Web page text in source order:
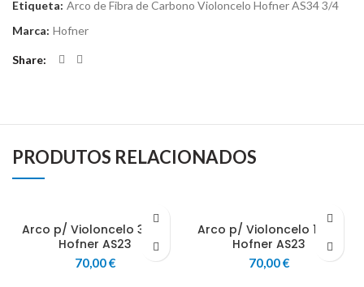
Etiqueta: Arco de Fibra de Carbono Violoncelo Hofner AS34 3/4
Marca: Hofner
Share
PRODUTOS RELACIONADOS
Arco p/ Violoncelo 3/4 –
Hofner AS23
70,00€
Arco p/ Violoncelo 1/2 –
Hofner AS23
70,00€